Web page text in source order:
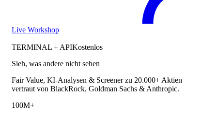
Live Workshop
TERMINAL + APIKostenlos
Sieh, was andere nicht sehen
Fair Value, KI-Analysen & Screener zu 20.000+ Aktien —
vertraut von BlackRock, Goldman Sachs & Anthropic.
100M+